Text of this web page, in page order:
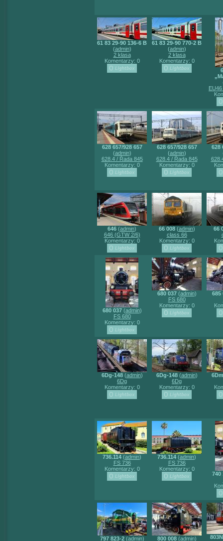
61 83 29-90 136-6 B
(admin)
2 klasa
Komentarzy: 0
61 83 29-90 770-2 B
(admin)
2 klasa
Komentarzy: 0
628 657/928 657
(admin)
628.4 / Řada 845
Komentarzy: 0
628 657/928 657
(admin)
628.4 / Řada 845
Komentarzy: 0
628
646 (admin)
646 (GTW 2/6)
Komentarzy: 0
66 008(admin)
class 66
Komentarzy: 0
66
680 037(admin)
FS 680
Komentarzy: 0
680 037(admin)
FS 680
Komentarzy: 0
685
6Dg-148(admin)
6Dg
Komentarzy: 0
6Dg-148(admin)
6Dg
Komentarzy: 0
736.114 (admin)
FS 736
Komentarzy: 0
736.114 (admin)
FS 736
Komentarzy: 0
740
797 823-2(admin) 800 008(admin)